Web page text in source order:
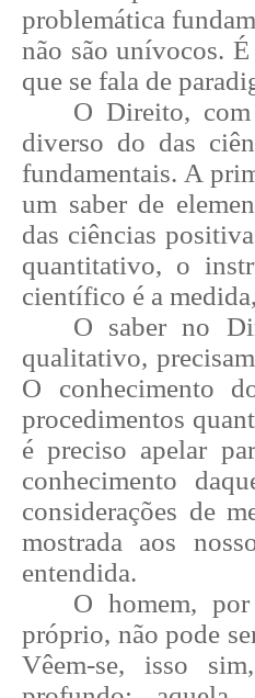
problemática
não são unívocos.
que se fala de
O Direito,
diverso do das
fundamentais. A
um saber de
das ciências
quantitativo, o
científico é a
O saber no
qualitativo,
O conhecimento
procedimentos
é preciso apelar
conhecimento
considerações de
mostrada aos
entendida.
O homem,
próprio, não pode
Vêem-se, isso